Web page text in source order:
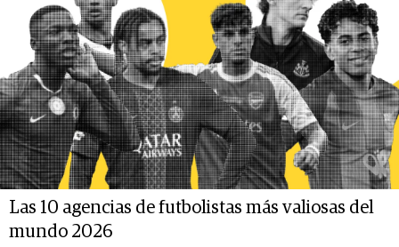
Las 10 agencias de futbolistas más valiosas del
mundo 2026